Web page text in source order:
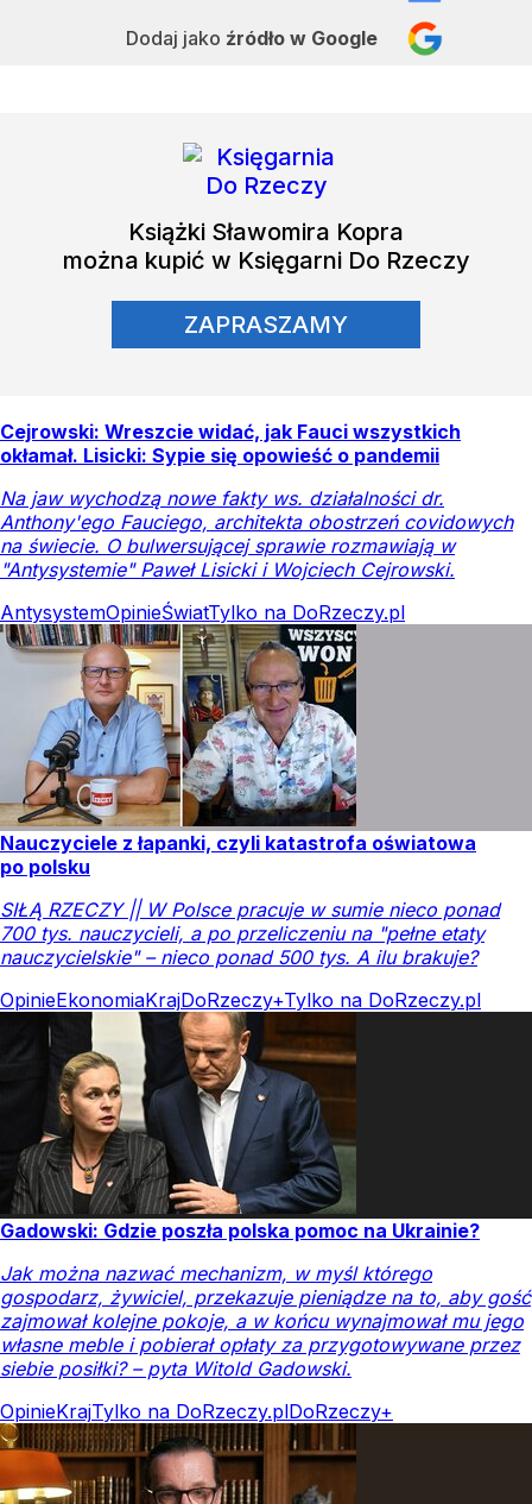
Dodaj jako źródło w Google
Książki Sławomira Kopra
można kupić w Księgarni Do Rzeczy
ZAPRASZAMY
Cejrowski: Wreszcie widać, jak Fauci wszystkich
okłamał. Lisicki: Sypie się opowieść o pandemii
Na jaw wychodzą nowe fakty ws. działalności dr.
Anthony'ego Fauciego, architekta obostrzeń covidowych
na świecie. O bulwersującej sprawie rozmawiają w
"Antysystemie" Paweł Lisicki i Wojciech Cejrowski.
AntysystemOpinieŚwiatTylko na DoRzeczy.pl
Nauczyciele z łapanki, czyli katastrofa oświatowa
po polsku
SIŁĄ RZECZY || W Polsce pracuje w sumie nieco ponad
700 tys. nauczycieli, a po przeliczeniu na "pełne etaty
nauczycielskie" – nieco ponad 500 tys. A ilu brakuje?
OpinieEkonomiaKrajDoRzeczy+Tylko na DoRzeczy.pl
Gadowski: Gdzie poszła polska pomoc na Ukrainie?
Jak można nazwać mechanizm, w myśl którego
gospodarz, żywiciel, przekazuje pieniądze na to, aby gość
zajmował kolejne pokoje, a w końcu wynajmował mu jego
własne meble i pobierał opłaty za przygotowywane przez
siebie posiłki? – pyta Witold Gadowski.
OpinieKrajTylko na DoRzeczy.plDoRzeczy+